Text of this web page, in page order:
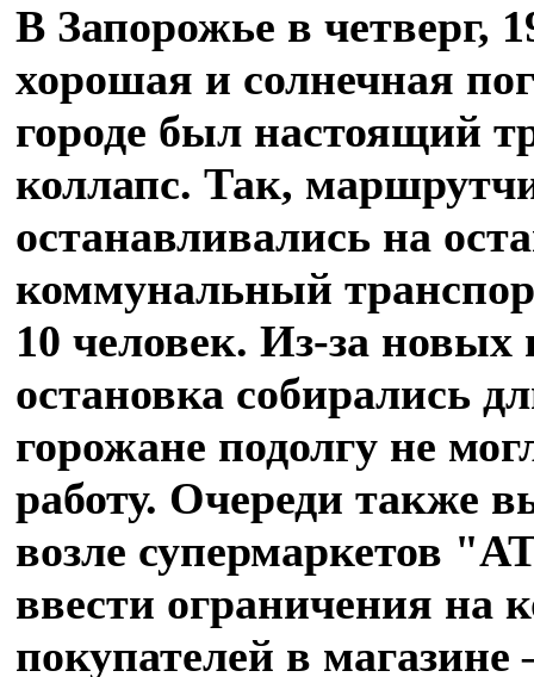
В Запорожье в четверг,
хорошая и солнечная
городе был настоящий
коллапс. Так,
останавливались на
коммунальный
10 человек. Из-за новых
остановка собирались
горожане подолгу не
работу. Очереди также
возле супермаркетов
ввести ограничения на
покупателей в